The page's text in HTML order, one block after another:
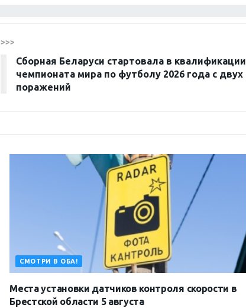
>>>
Сборная Беларуси стартовала в квалификации
чемпионата мира по футболу 2026 года с двух
поражений
СМОТРИ В ОБА!
Места установки датчиков контроля скорости в
Брестской области 5 августа